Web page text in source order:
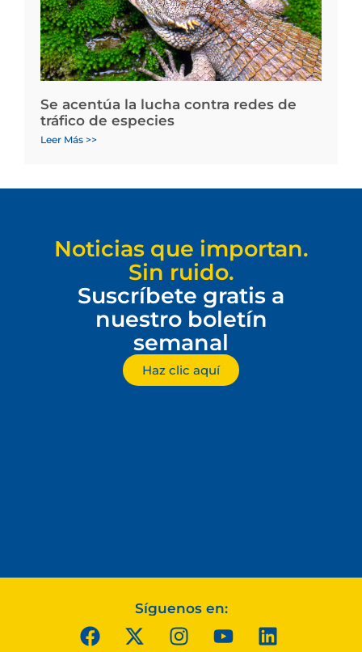
Se acentúa la lucha contra redes de
tráfico de especies
Leer Más >>
Noticias que importan.
Sin ruido.
Suscríbete gratis a
nuestro boletín
semanal
Haz clic aquí
Síguenos en: